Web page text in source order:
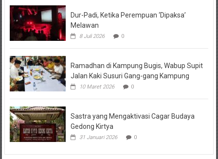
Dur-Padi, Ketika Perempuan ‘Dipaksa’
Melawan
8 Juli 2026 0
Ramadhan di Kampung Bugis, Wabup Supit
Jalan Kaki Susuri Gang-gang Kampung
10 Maret 2026 0
Sastra yang Mengaktivasi Cagar Budaya
Gedong Kirtya
31 Januari 2026 0